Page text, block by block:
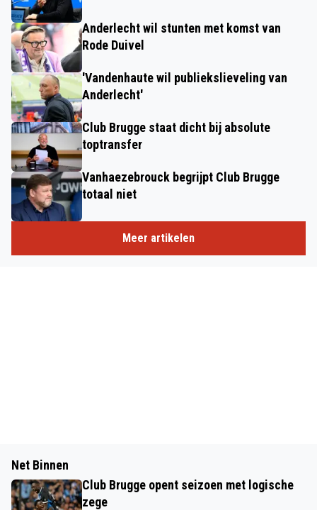
Anderlecht wil stunten met komst van
Rode Duivel
'Vandenhaute wil publiekslieveling van
Anderlecht'
Club Brugge staat dicht bij absolute
toptransfer
Vanhaezebrouck begrijpt Club Brugge
totaal niet
Meer artikelen
Net Binnen
Club Brugge opent seizoen met logische
zege